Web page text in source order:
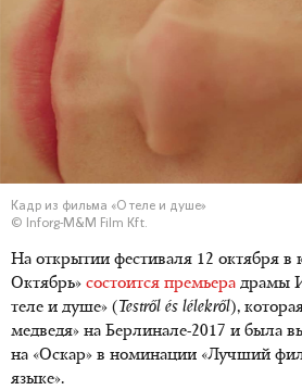
Кадр из фильма «О теле и душе»
© Inforg-M&M Film Kft.
На открытии фестиваля 12 октября в
Октябрь» состоится премьера драмы
теле и душе» ( Testről és lélekről),
медведя» на Берлинале-2017 и была
на «Оскар» в номинации «Лучший
языке».